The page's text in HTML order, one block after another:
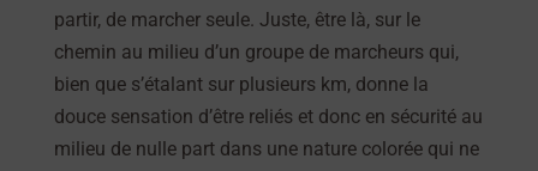
partir, de marcher seule. Juste, être là, sur le
chemin au milieu d’un groupe de marcheurs qui,
bien que s’étalant sur plusieurs km, donne la
douce sensation d’être reliés et donc en sécurité au
milieu de nulle part dans une nature colorée qui ne